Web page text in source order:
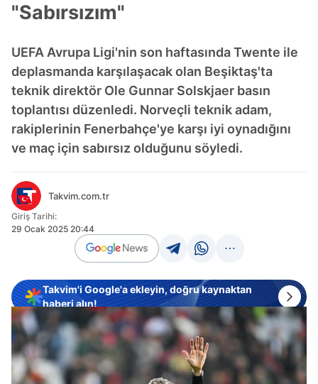
"Sabırsızım"
UEFA Avrupa Ligi'nin son haftasında Twente ile
deplasmanda karşılaşacak olan Beşiktaş'ta
teknik direktör Ole Gunnar Solskjaer basın
toplantısı düzenledi. Norveçli teknik adam,
rakiplerinin Fenerbahçe'ye karşı iyi oynadığını
ve maç için sabırsız olduğunu söyledi.
Takvim.com.tr
Giriş Tarihi:
29 Ocak 2025 20:44
Takvim'i Google'a ekleyin, doğru kaynaktan
haberi alın!